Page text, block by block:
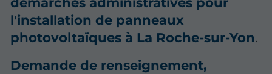
l'installation de panneaux
photovoltaïques à La Roche-sur-Yon.
Demande de renseignement,